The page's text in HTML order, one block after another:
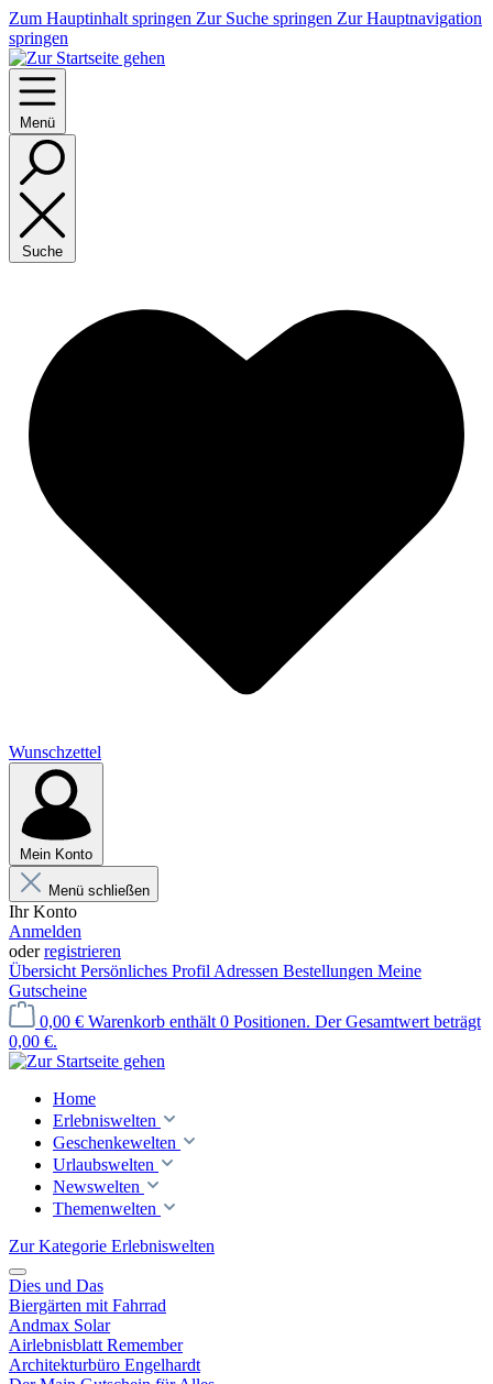
Zum Hauptinhalt springen Zur Suche springen Zur Hauptnavigation
springen
Menü
Suche
Wunschzettel
Mein Konto
Menü schließen
Ihr Konto
Anmelden
oderregistrieren
Übersicht Persönliches Profil Adressen Bestellungen Meine
Gutscheine
0,00 € Warenkorb enthält 0 Positionen. Der Gesamtwert beträgt
0,00 €.
Home
Erlebniswelten
Geschenkewelten
Urlaubswelten
Newswelten
Themenwelten
Zur Kategorie Erlebniswelten
Dies und Das
Biergärten mit Fahrrad
Andmax Solar
Airlebnisblatt Remember
Architekturbüro Engelhardt